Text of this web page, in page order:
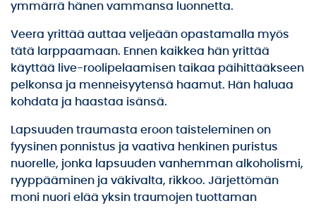
ymmärrä hänen vammansa luonnetta.
Veera yrittää auttaa veljeään opastamalla myös
tätä larppaamaan. Ennen kaikkea hän yrittää
käyttää live-roolipelaamisen taikaa päihittääkseen
pelkonsa ja menneisyytensä haamut. Hän haluaa
kohdata ja haastaa isänsä.
Lapsuuden traumasta eroon taisteleminen on
fyysinen ponnistus ja vaativa henkinen puristus
nuorelle, jonka lapsuuden vanhemman alkoholismi,
ryyppääminen ja väkivalta, rikkoo. Järjettömän
moni nuori elää yksin traumojen tuottaman